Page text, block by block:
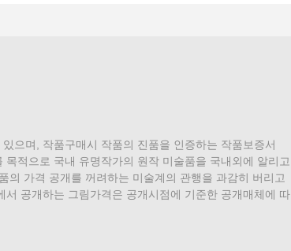
으며, 작품구매시 작품의 진품을 인증하는 작품보증서
적으로 국내 유명작가의 원작 미술품을 국내외에 알리고
의 가격 공개를 꺼려하는 미술계의 관행을 과감히 버리고
공개하는 그림가격은 공개시점에 기준한 공개매체에 따